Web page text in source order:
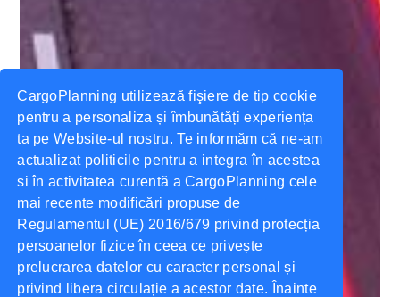
CargoPlanning utilizează fişiere de tip cookie
pentru a personaliza și îmbunătăți experiența
ta pe Website-ul nostru. Te informăm că ne-am
actualizat politicile pentru a integra în acestea
si în activitatea curentă a CargoPlanning cele
mai recente modificări propuse de
Regulamentul (UE) 2016/679 privind protecția
persoanelor fizice în ceea ce privește
prelucrarea datelor cu caracter personal și
privind libera circulație a acestor date. Înainte